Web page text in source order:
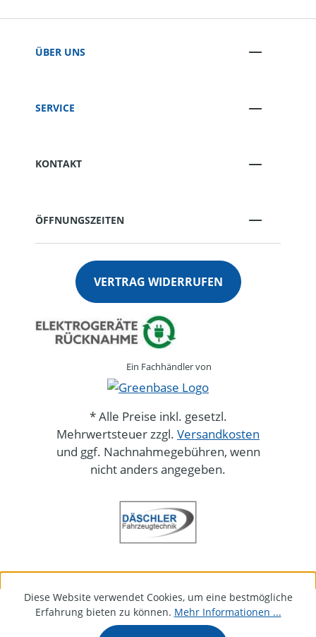
ÜBER UNS
SERVICE
KONTAKT
ÖFFNUNGSZEITEN
VERTRAG WIDERRUFEN
Ein Fachhändler von
* Alle Preise inkl. gesetzl.
Mehrwertsteuer zzgl. Versandkosten
und ggf. Nachnahmegebühren, wenn
nicht anders angegeben.
Diese Website verwendet Cookies, um eine bestmögliche
Erfahrung bieten zu können. Mehr Informationen ...